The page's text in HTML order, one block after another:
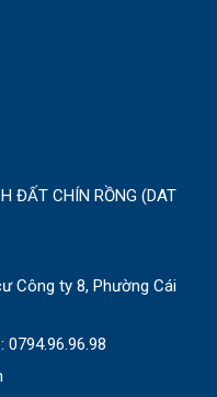
ĐẤT CHÍN RỒNG (DAT
Công ty 8, Phường Cái
0794.96.96.98